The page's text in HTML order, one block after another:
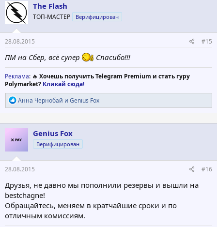
The Flash
ТОП-МАСТЕР Верифицирован
28.08.2015 #15
ПМ на Сбер, всё супер Спасибо!!!
Реклама: 🔥 Хочешь получить Telegram Premium и стать гуру
Polymarket? Кликай сюда!
Р
е
а
к
ц
и
:
Анна Чернобай и Genius Fox
Genius Fox
Верифицирован
28.08.2015 #16
Друзья, не давно мы пополнили резервы и вышли на
bestchagne!
Обращайтесь, меняем в кратчайшие сроки и по
отличным комиссиям.